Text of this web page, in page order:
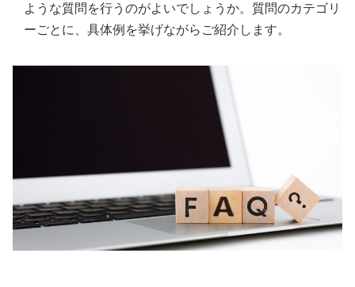
ような質問を行うのがよいでしょうか。質問のカテゴリ
ーごとに、具体例を挙げながらご紹介します。